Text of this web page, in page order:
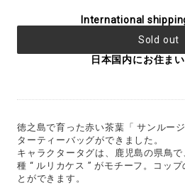
International
Sold out
日本国内にお住ま
徳之島で育った赤い茶葉「 サンルー
ターティーバッグができました。
キャラクタータグは、鹿児島の県鳥
種 “ ルリカケス ” がモチーフ。コッ
とができます。